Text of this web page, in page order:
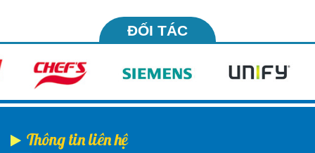
ĐỐI TÁC
Thông tin liên hệ